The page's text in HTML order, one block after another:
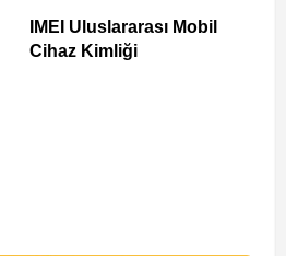
IMEI Uluslararası Mobil
Cihaz Kimliği